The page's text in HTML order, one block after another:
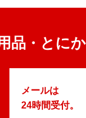
品・ とに
メールは
24時間受付。